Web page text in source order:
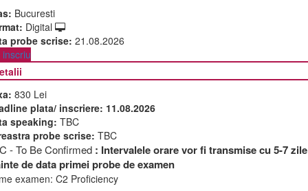
Bucuresti
Digital
probe scrise: 21.08.2026
830 Lei
plata/ inscriere: 11.08.2026
speaking: TBC
probe scrise: TBC
- To Be Confirmed : Intervalele orare vor fi transmise cu 5-7 zile
de data primei probe de examen
examen: C2 Proficiency